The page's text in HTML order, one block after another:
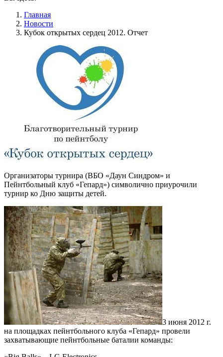
Главная
Новости
Кубок открытых сердец 2012. Отчет
Организаторы турнира (ВБО «Даун Синдром» и
Пейнтбольный клуб «Гепард») символично приурочили
турнир ко Дню защиты детей.
3 июня 2012 г.
на площадках пейнтбольного клуба «Гепард» провели
захватывающие пейнтбольные баталии команды: